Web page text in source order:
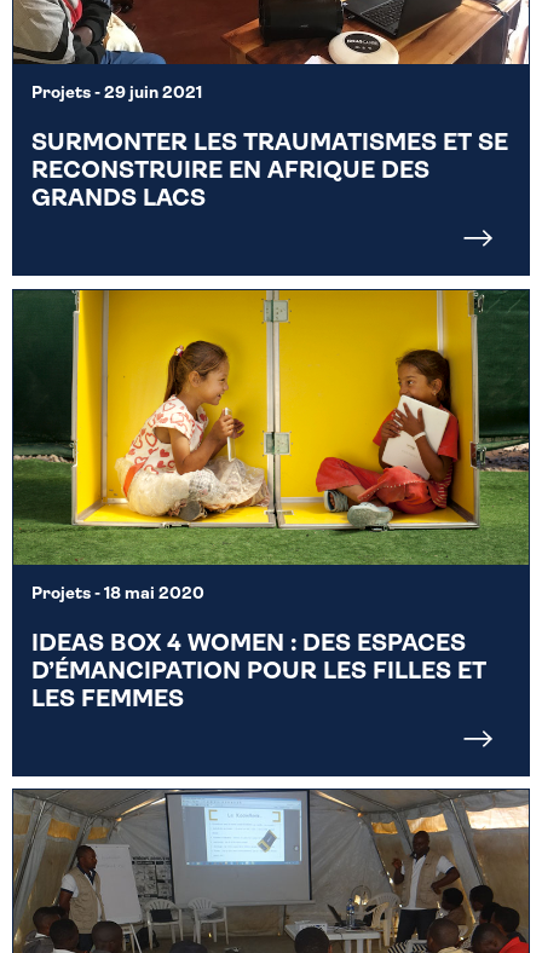
Projets - 29 juin 2021
SURMONTER LES TRAUMATISMES ET SE
RECONSTRUIRE EN AFRIQUE DES
GRANDS LACS
Projets - 18 mai 2020
IDEAS BOX 4 WOMEN : DES ESPACES
D’ÉMANCIPATION POUR LES FILLES ET
LES FEMMES